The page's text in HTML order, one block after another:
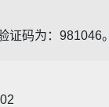
证码为：981046。